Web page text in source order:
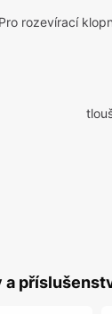
Pro rozevírací
a